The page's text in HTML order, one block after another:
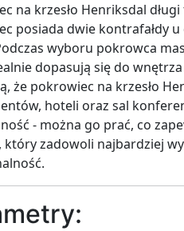
na krzesło Henriksdal
posiada dwie kontrafałdy
wyboru pokrowca
dopasują się do
że pokrowiec na krzesło
hoteli oraz sal
- można go prać, co
zadowoli najbardziej